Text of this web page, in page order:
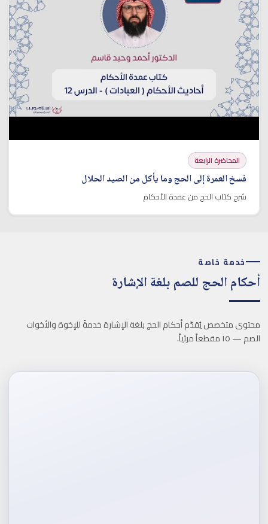
المحاضرة الرابعة
فسخ العمرة إلى الحج وما يأكل من الصيد الحلال
شرح كتاب الحج من عمدة الأحكام
خدمة خاصة
أحكام الحج للصم بلغة الإشارة
محتوى متخصص يُقدّم أحكام الحج بلغة الإشارة خدمةً للإخوة والأخوات
الصم — ١٥ مقطعاً مرئياً.